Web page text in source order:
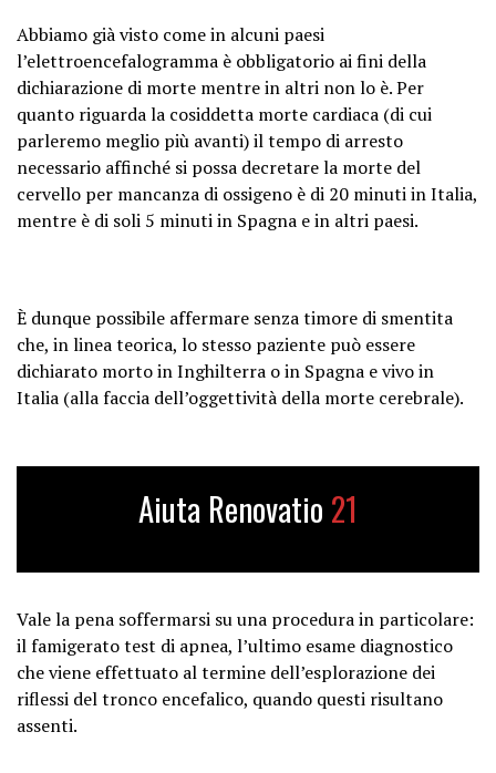
Abbiamo già visto come in alcuni paesi
l’elettroencefalogramma è obbligatorio ai fini della
dichiarazione di morte mentre in altri non lo è. Per
quanto riguarda la cosiddetta morte cardiaca (di cui
parleremo meglio più avanti) il tempo di arresto
necessario affinché si possa decretare la morte del
cervello per mancanza di ossigeno è di 20 minuti in Italia,
mentre è di soli 5 minuti in Spagna e in altri paesi.
È dunque possibile affermare senza timore di smentita
che, in linea teorica, lo stesso paziente può essere
dichiarato morto in Inghilterra o in Spagna e vivo in
Italia (alla faccia dell’oggettività della morte cerebrale).
Aiuta Renovatio 21
Vale la pena soffermarsi su una procedura in particolare:
il famigeratotest di apnea, l’ultimo esame diagnostico
che viene effettuato al termine dell’esplorazione dei
riflessi del tronco encefalico, quando questi risultano
assenti.